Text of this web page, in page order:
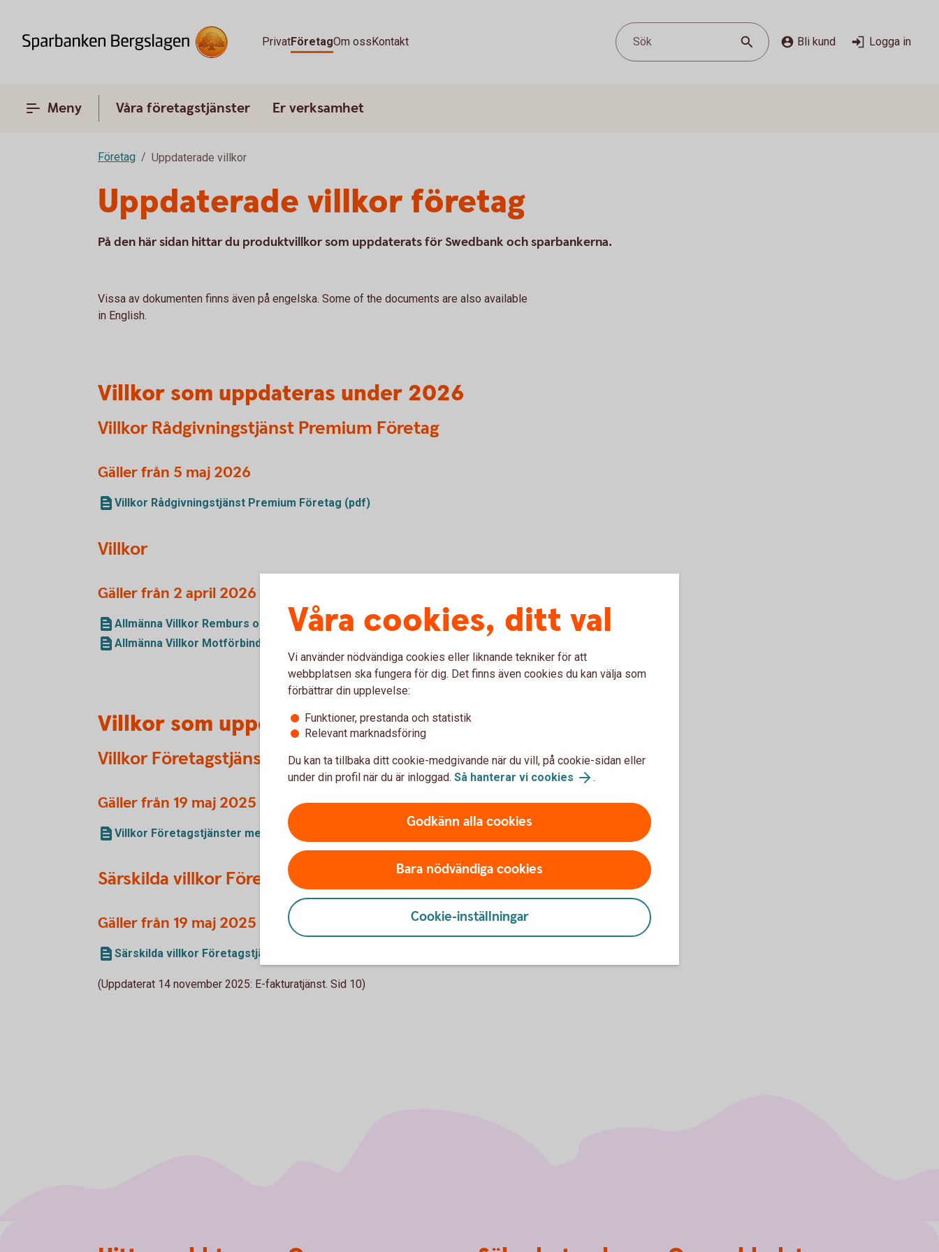
PrivatFöretagOm ossKontakt Sök Bli kund Logga in
Meny Våra företagstjänster Er verksamhet
Företag Uppdaterade villkor
Uppdaterade villkor företag
På den här sidan hittar du produktvillkor som uppdaterats för Swedbank och sparbankerna.
Vissa av dokumenten finns även på engelska. Some of the documents are also available
in English.
Villkor som uppdateras under 2026
Villkor Rådgivningstjänst Premium Företag
Gäller från 5 maj 2026
Villkor Rådgivningstjänst Premium Företag (pdf)
Villkor
Gäller från 2 april 2026
Allmänna Villkor Remburs och Inkassouppdrag (pdf)
Allmänna Villkor Motförbindelse till Garanti och Standby Letter of Credit (pdf)
Villkor som uppdateras under 2025
Villkor Företagstjänster med mera
Gäller från 19 maj 2025
Villkor Företagstjänster med mera (pdf)
Särskilda villkor Företagstjänster med mera
Gäller från 19 maj 2025
Särskilda villkor Företagstjänster med mera (pdf)
(Uppdaterat 14 november 2025: E-fakturatjänst. Sid 10)
Våra cookies, ditt val
Vi använder nödvändiga cookies eller liknande tekniker för att
webbplatsen ska fungera för dig. Det finns även cookies du kan välja som
förbättrar din upplevelse:
Funktioner, prestanda och statistik
Relevant marknadsföring
Du kan ta tillbaka ditt cookie-medgivande när du vill, på cookie-sidan eller
under din profil när du är inloggad. Så hanterar vi cookies .
Godkänn alla cookies
Bara nödvändiga cookies
Cookie-inställningar